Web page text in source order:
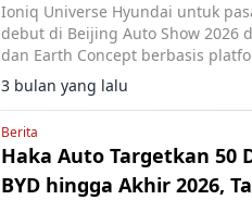
Ioniq Universe Hyundai untuk
debut di Beijing Auto Show 2026
dan Earth Concept berbasis
3 bulan yang lalu
Berita
Haka Auto Targetkan 50
BYD hingga Akhir 2026,